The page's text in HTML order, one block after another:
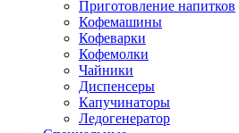
Приготовление напитков
Кофемашины
Кофеварки
Кофемолки
Чайники
Диспенсеры
Капучинаторы
Ледогенератор